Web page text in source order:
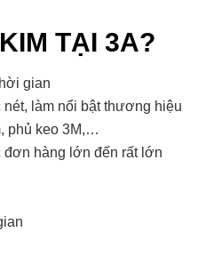
TẠI 3A?
gian
làm nổi bật thương hiệu
phủ keo 3M,…
đơn hàng lớn đến rất lớn